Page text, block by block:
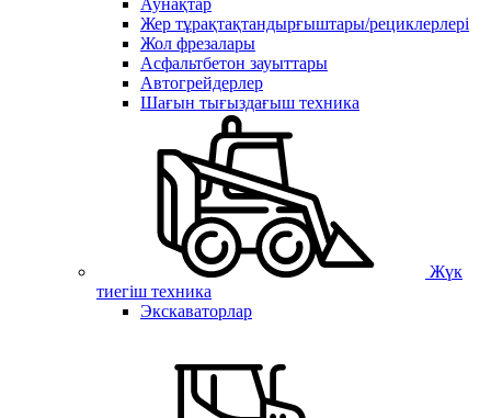
Аунақтар
Жер тұрақтақтандырғыштары/рециклерлері
Жол фрезалары
Асфальтбетон зауыттары
Автогрейдерлер
Шағын тығыздағыш техника
Жүк
тиегіш техника
Экскаваторлар